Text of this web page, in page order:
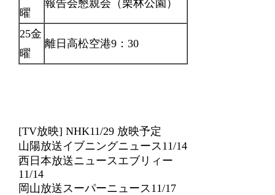
曜
報告会懇親会（栗林公園）
25金
曜
離日高松空港9：30
[TV放映] NHK11/29 放映予定
山陽放送イブニングニュース11/14
西日本放送ニュースエブリィー
11/14
岡山放送スーパーニュース11/17